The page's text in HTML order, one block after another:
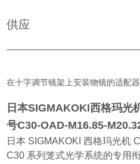
供应
在十字调节镜架上安装物镜的适配器
日本SIGMAKOKI西格玛光
号C30-OAD-M16.85-
日本 SIGMAKOKI 西格玛光机
C30 系列笼式光学系统的专用